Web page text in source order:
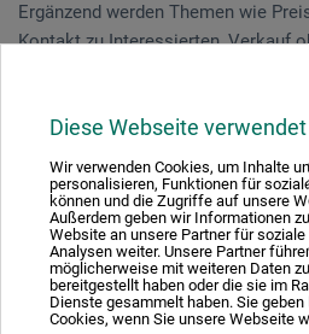
Diese Webseite
Wir verwenden Cookies, um Inhalte
personalisieren, Funktionen für
können und die Zugriffe auf unsere
Außerdem geben wir Informationen
Website an unsere Partner für
Analysen weiter. Unsere Partner
möglicherweise mit weiteren Daten
bereitgestellt haben oder die sie im
Dienste gesammelt haben. Sie
Cookies, wenn Sie unsere Webseite
Ergänzend werden Themen wie
Kontakt zu Interessierten, Verkauf
Netzwerken wird thematisiert.
Das Seminar richtet sich an
Kunstschaffende und Kreative, die
ihre Kunst authentisch vermarkten
Schritt für Schritt weiterentwickeln
Unterentfelden | 2 Tage 09.06.-